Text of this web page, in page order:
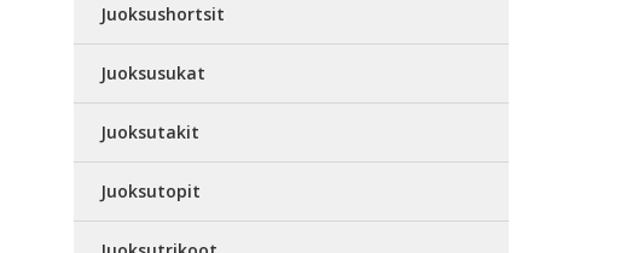
Juoksushortsit
Juoksusukat
Juoksutakit
Juoksutopit